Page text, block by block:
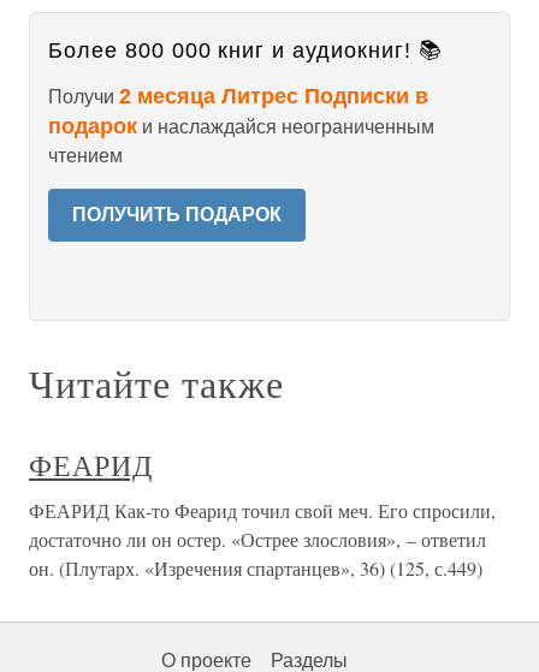
Более 800 000 книг и аудиокниг! 📚
Получи 2 месяца Литрес Подписки в
подарок и наслаждайся неограниченным
чтением
ПОЛУЧИТЬ ПОДАРОК
Читайте также
ФЕАРИД
ФЕАРИД Как-то Феарид точил свой меч. Его спросили,
достаточно ли он остер. «Острее злословия», – ответил
он. (Плутарх. «Изречения спартанцев», 36) (125, с.449)
О проекте Разделы